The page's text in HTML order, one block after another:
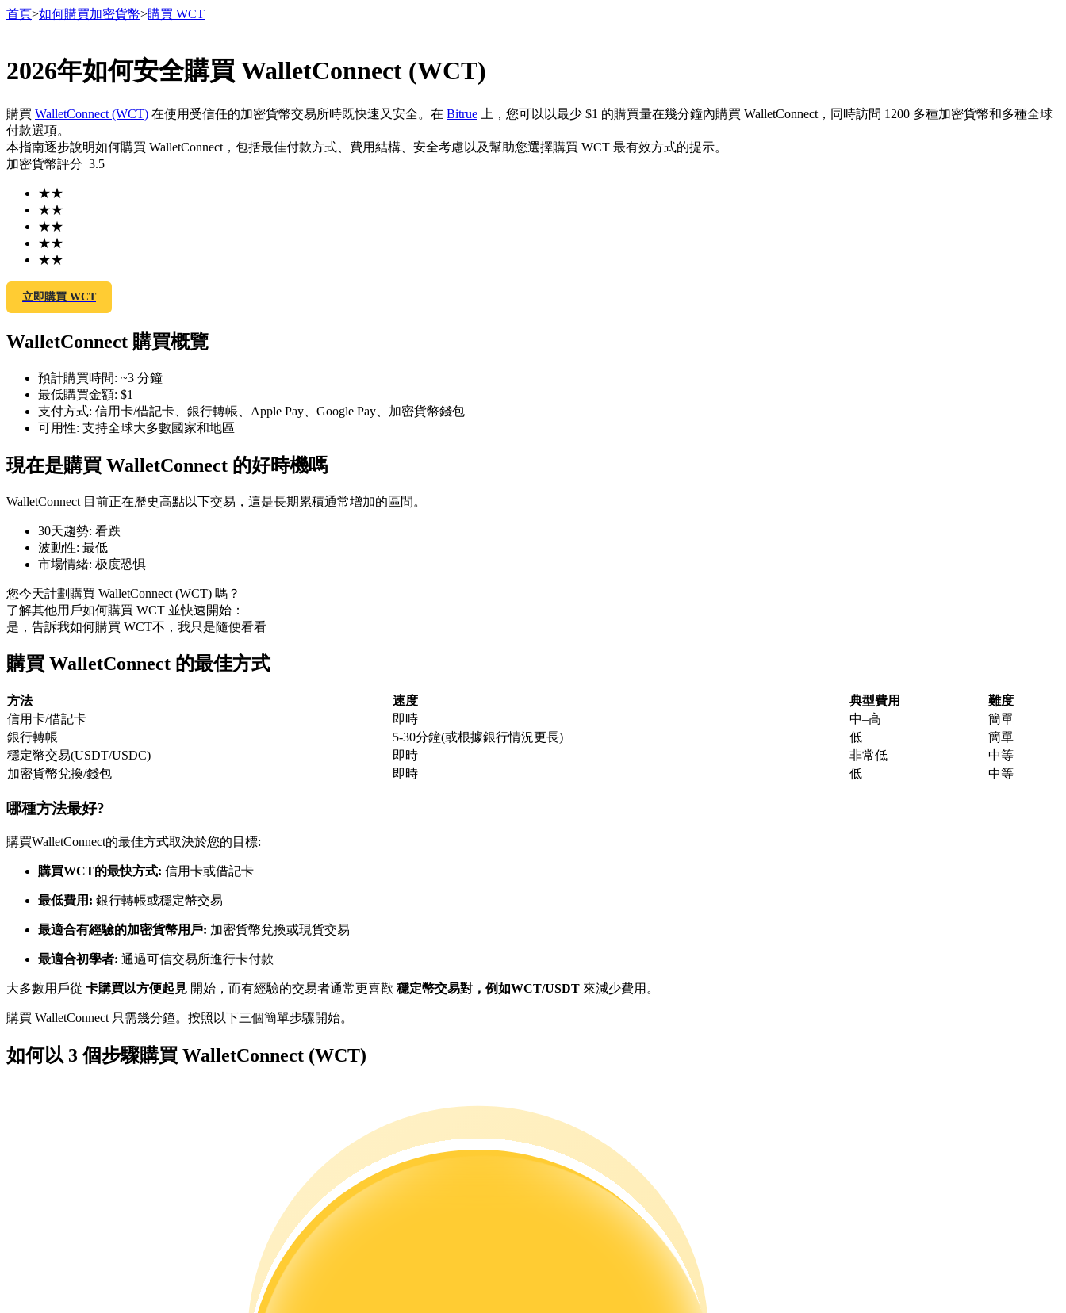
USDT永續
多種以USDT結算的永續合約
以數字貨幣為保證金的永續合約
TradFi
美股、外匯、貴金屬及大宗商品衍生性商品
USDC永續
多種以USDC結算的永續合約
跟單
與頂尖交易專家同行
首頁>如何購買加密貨幣>購買 WCT
2026年如何安全購買 WalletConnect (WCT)
購買 WalletConnect (WCT) 在使用受信任的加密貨幣交易所時既快速又安全。在 Bitrue 上，您可以以最少 $1 的購買量在幾分鐘內購買 WalletConnect，同時訪問 1200 多種加密貨幣和多種全球
付款選項。
本指南逐步說明如何購買 WalletConnect，包括最佳付款方式、費用結構、安全考慮以及幫助您選擇購買 WCT 最有效方式的提示。
加密貨幣評分 3.5
★★
★★
★★
★★
★★
立即購買 WCT
WalletConnect 購買概覽
預計購買時間: ~3 分鐘
最低購買金額: $1
支付方式: 信用卡/借記卡、銀行轉帳、Apple Pay、Google Pay、加密貨幣錢包
可用性: 支持全球大多數國家和地區
現在是購買 WalletConnect 的好時機嗎
WalletConnect 目前正在歷史高點以下交易，這是長期累積通常增加的區間。
30天趨勢: 看跌
波動性: 最低
市場情緒: 极度恐惧
您今天計劃購買 WalletConnect (WCT) 嗎？
了解其他用戶如何購買 WCT 並快速開始：
是，告訴我如何購買 WCT不，我只是隨便看看
購買 WalletConnect 的最佳方式
方法 速度 典型費用
難度
信用卡/借記卡
即時 中–高
簡單
銀行轉帳
5-30分鐘(或根據銀行情況更長) 低
簡單
穩定幣交易(USDT/USDC)
即時 非常低
中等
加密貨幣兌換/錢包
即時 低 中等
哪種方法最好?
購買WalletConnect的最佳方式取決於您的目標:
購買WCT的最快方式: 信用卡或借記卡
最低費用: 銀行轉帳或穩定幣交易
最適合有經驗的加密貨幣用戶: 加密貨幣兌換或現貨交易
最適合初學者: 通過可信交易所進行卡付款
大多數用戶從 卡購買以方便起見 開始，而有經驗的交易者通常更喜歡 穩定幣交易對，例如WCT/USDT 來減少費用。
購買 WalletConnect 只需幾分鐘。按照以下三個簡單步驟開始。
如何以 3 個步驟購買 WalletConnect (WCT)